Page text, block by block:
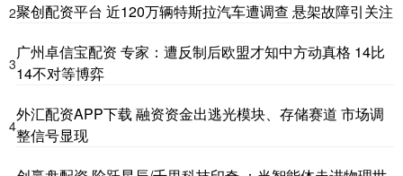
2聚创配资平台 近120万辆特斯拉汽车遭调查 悬架故障引关注
3
广州卓信宝配资 专家：遭反制后欧盟才知中方动真格 14比
14不对等博弈
4
外汇配资APP下载 融资资金出逃光模块、存储赛道 市场调
整信号显现